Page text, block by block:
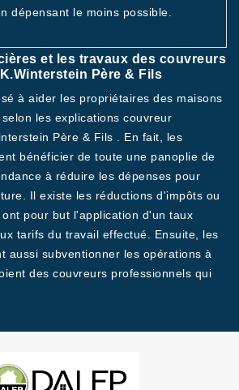
dépensant le moins possible.
et les travaux des couvreurs
Père & Fils
à aider les propriétaires des maisons
les explications couvreur
Père & Fils . En fait, les
bénéficier de toute une panoplie de
à réduire les dépenses pour
Il existe les réductions d'impôts ou
pour but l'application d'un taux
tarifs du travail effectué. Ensuite, les
aussi subventionner les opérations à
des couvreurs professionnels qui